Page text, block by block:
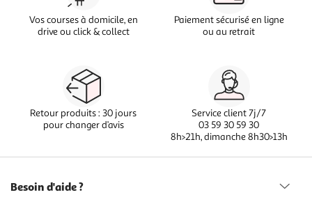
Vos courses à domicile, en
drive ou click & collect
Paiement sécurisé en ligne
ou au retrait
Retour produits : 30 jours
pour changer d’avis
Service client 7j/7
03 59 30 59 30
8h>21h, dimanche 8h30>13h
Besoin d'aide ?